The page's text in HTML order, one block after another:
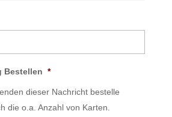
Bestellen *
dieser Nachricht bestelle
die o.a. Anzahl von Karten.